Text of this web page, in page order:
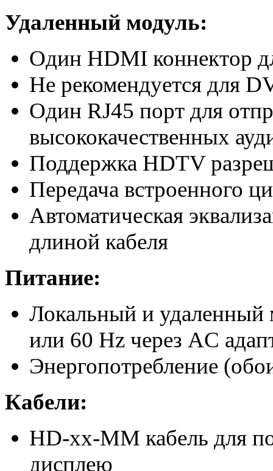
Удаленный модуль:
Один HDMI коннектор
Не рекомендуется для
Один RJ45 порт для
высококачественных
Поддержка HDTV
Передача встроенного
Автоматическая
длиной кабеля
Питание:
Локальный и
или 60 Hz через AC
Энергопотребление
Кабели:
HD-xx-MM кабель для
дисплею